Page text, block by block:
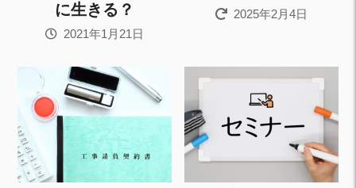
に生きる？
2021年1月21日
2025年2月4日